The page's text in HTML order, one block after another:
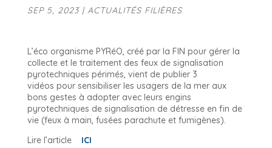
SEP 5, 2023| ACTUALITÉS FILIÈRES
L’éco organisme PYRéO, créé par la FIN pour gérer la
collecte et le traitement des feux de signalisation
pyrotechniques périmés, vient de publier 3
vidéos pour sensibiliser les usagers de la mer aux
bons gestes à adopter avec leurs engins
pyrotechniques de signalisation de détresse en fin de
vie (feux à main, fusées parachute et fumigènes).
Lire l’article
ICI